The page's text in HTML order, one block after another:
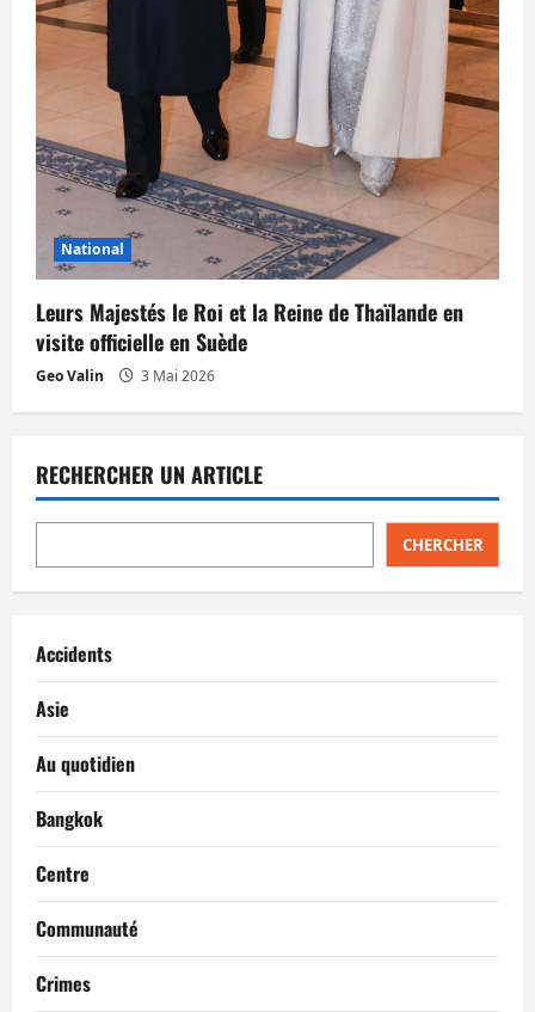
National
Leurs Majestés le Roi et la Reine de Thaïlande en
visite officielle en Suède
Geo Valin 3 Mai 2026
RECHERCHER UN ARTICLE
CHERCHER
Accidents
Asie
Au quotidien
Bangkok
Centre
Communauté
Crimes